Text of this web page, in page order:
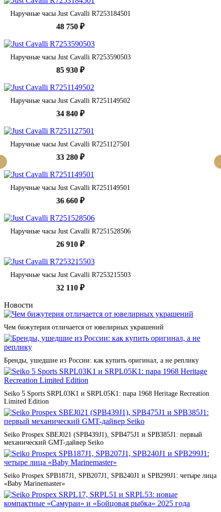
Наручные часы Just Cavalli R7253184501
48 750 ₽
Наручные часы Just Cavalli R7253590503
85 930 ₽
Наручные часы Just Cavalli R7251149502
34 840 ₽
Наручные часы Just Cavalli R7251127501
33 280 ₽
Наручные часы Just Cavalli R7251149501
36 660 ₽
Наручные часы Just Cavalli R7251528506
26 910 ₽
Наручные часы Just Cavalli R7253215503
32 110 ₽
Новости
Чем бижутерия отличается от ювелирных украшений
Бренды, ушедшие из России: как купить оригинал, а не реплику
Seiko 5 Sports SRPL03K1 и SRPL05K1: пара 1968 Heritage Recreation
Limited Edition
Seiko Prospex SBEJ021 (SPB439J1), SPB475J1 и SPB385J1: первый
механический GMT-дайвер Seiko
Seiko Prospex SPB187J1, SPB207J1, SPB240J1 и SPB299J1: четыре лица
«Baby Marinemaster»